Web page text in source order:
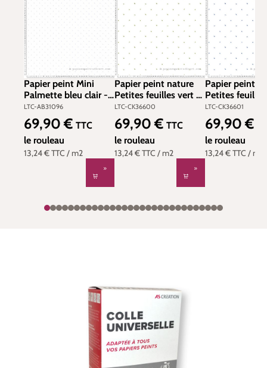
Papier peint Mini
Palmette bleu clair -
Style Cuisine 3 de
Lutèce | Réf. LTC-
AB31096
LTC-AB31096
13,24 €TTC / m2
Prix régulier :
69,90 € TTC
le rouleau
Papier peint nature
Petites feuilles vert -
Style Cuisine 3 de
Lutèce | Réf. LTC-
CK36600
LTC-CK36600
13,24 €TTC / m2
Prix régulier :
69,90 € TTC
le rouleau
Papier peint
Petites
Style Cuisine
Lutèce | Réf.
CK36601
LTC-CK36601
13,24 €TTC / m2
Prix régulier :
69,90 €
le rouleau